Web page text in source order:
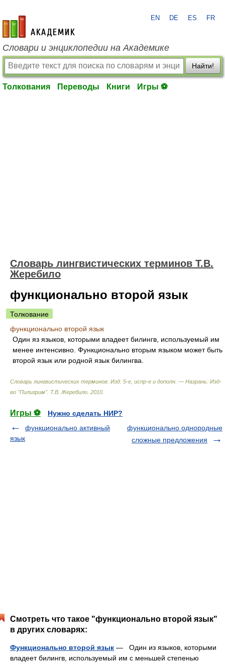
academic.ru
EN DE ES FR
Словари и энциклопедии на Академике
Найти!
Толкования Переводы Книги Игры ⚽
Словарь лингвистических терминов Т.В.
Жеребило
функционально второй язык
Толкование
функционально второй язык
Один яз языков, которыми владеет билингв, используемый им
менее интенсивно. Функционально вторым языком может быть
второй язык или родной язык билингва.
Словарь лингвистических терминов: Изд. 5-е, испр-е и дополн. — Назрань: Изд-
во "Пилигрим". Т.В. Жеребило 2010
Игры ⚽
Нужно сделать НИР?
функционально активный
язык
функционально однородные
сложные предложения
Смотреть что такое "функционально второй язык"
в других словарях:
Функционально второй язык — Один из языков, которыми
владеет билингв, используемый им с меньшей степенью